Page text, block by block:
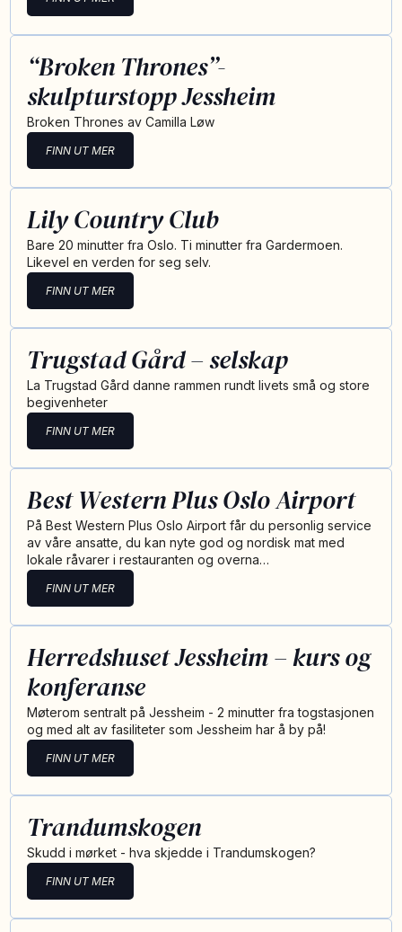
“Broken Thrones”-
skulpturstopp Jessheim
Broken Thrones av Camilla Løw
FINN UT MER
Lily Country Club
Bare 20 minutter fra Oslo. Ti minutter fra Gardermoen.
Likevel en verden for seg selv.
FINN UT MER
Trugstad Gård – selskap
La Trugstad Gård danne rammen rundt livets små og store
begivenheter
FINN UT MER
Best Western Plus Oslo Airport
På Best Western Plus Oslo Airport får du personlig service
av våre ansatte, du kan nyte god og nordisk mat med
lokale råvarer i restauranten og overna…
FINN UT MER
Herredshuset Jessheim – kurs og
konferanse
Møterom sentralt på Jessheim - 2 minutter fra togstasjonen
og med alt av fasiliteter som Jessheim har å by på!
FINN UT MER
Trandumskogen
Skudd i mørket - hva skjedde i Trandumskogen?
FINN UT MER